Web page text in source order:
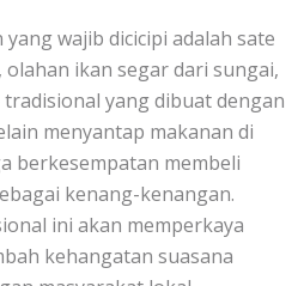
wajib dicicipi adalah sate
ikan segar dari sungai,
yang dibuat dengan
menyantap makanan di
berkesempatan membeli
kenang-kenangan.
ini akan memperkaya
kehangatan suasana